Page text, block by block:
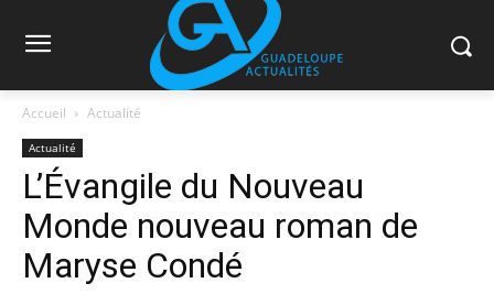
Accueil Actualité
Actualité
L’Évangile du Nouveau
Monde nouveau roman de
Maryse Condé